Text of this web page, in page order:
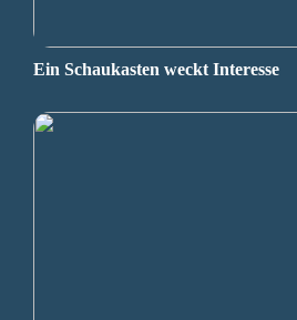
Ein Schaukasten weckt Interesse